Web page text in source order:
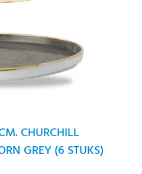
CHURCHILL
GREY (6 STUKS)